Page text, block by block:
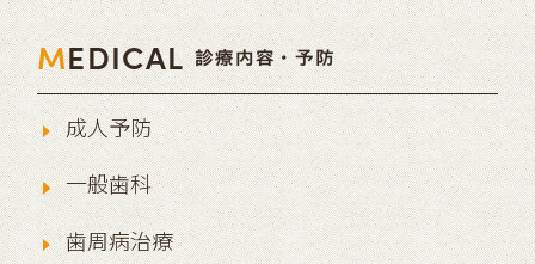
MEDICAL 診療内容・予防
成人予防
一般歯科
歯周病治療